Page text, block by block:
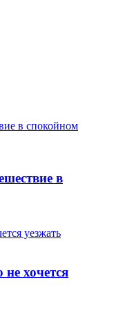
в
хочется